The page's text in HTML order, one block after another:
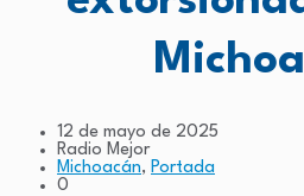
12 de mayo de 2025
Radio Mejor
Michoacán, Portada
0